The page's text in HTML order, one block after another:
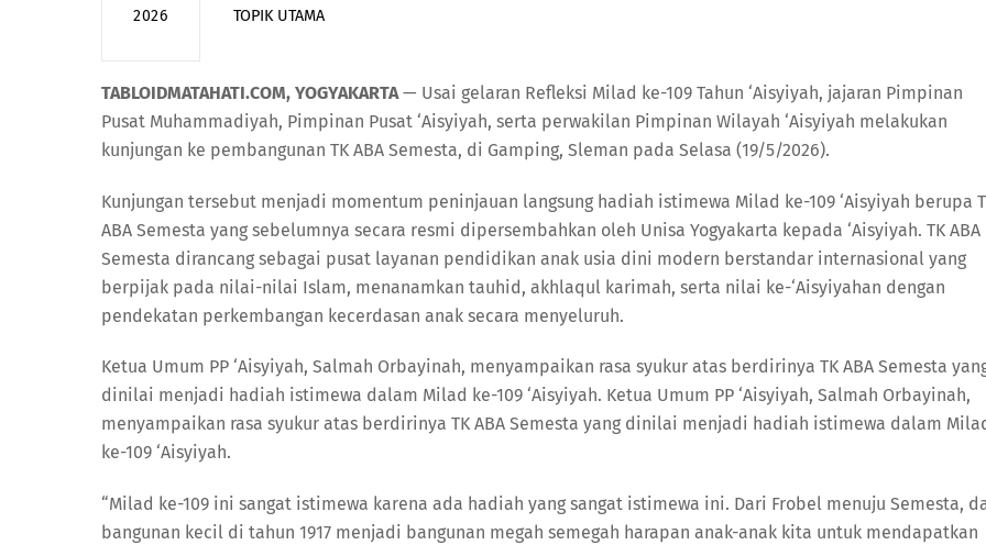
2026 TOPIK UTAMA
TABLOIDMATAHATI.COM, YOGYAKARTA— Usai gelaran Refleksi Milad ke-109 Tahun ‘Aisyiyah, jajaran Pimpinan
Pusat Muhammadiyah, Pimpinan Pusat ‘Aisyiyah, serta perwakilan Pimpinan Wilayah ‘Aisyiyah melakukan
kunjungan ke pembangunan TK ABA Semesta, di Gamping, Sleman pada Selasa (19/5/2026).
Kunjungan tersebut menjadi momentum peninjauan langsung hadiah istimewa Milad ke-109 ‘Aisyiyah berupa
ABA Semesta yang sebelumnya secara resmi dipersembahkan oleh Unisa Yogyakarta kepada ‘Aisyiyah. TK ABA
Semesta dirancang sebagai pusat layanan pendidikan anak usia dini modern berstandar internasional yang
berpijak pada nilai-nilai Islam, menanamkan tauhid, akhlaqul karimah, serta nilai ke-‘Aisyiyahan dengan
pendekatan perkembangan kecerdasan anak secara menyeluruh.
Ketua Umum PP ‘Aisyiyah, Salmah Orbayinah, menyampaikan rasa syukur atas berdirinya TK ABA Semesta
dinilai menjadi hadiah istimewa dalam Milad ke-109 ‘Aisyiyah. Ketua Umum PP ‘Aisyiyah, Salmah Orbayinah,
menyampaikan rasa syukur atas berdirinya TK ABA Semesta yang dinilai menjadi hadiah istimewa dalam
ke-109 ‘Aisyiyah.
“Milad ke-109 ini sangat istimewa karena ada hadiah yang sangat istimewa ini. Dari Frobel menuju Semesta,
bangunan kecil di tahun 1917 menjadi bangunan megah semegah harapan anak-anak kita untuk mendapatkan